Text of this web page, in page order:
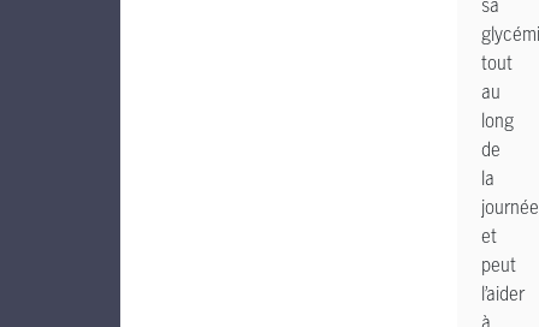
tout
au
long
de
la
journée
et
peut
l’aider